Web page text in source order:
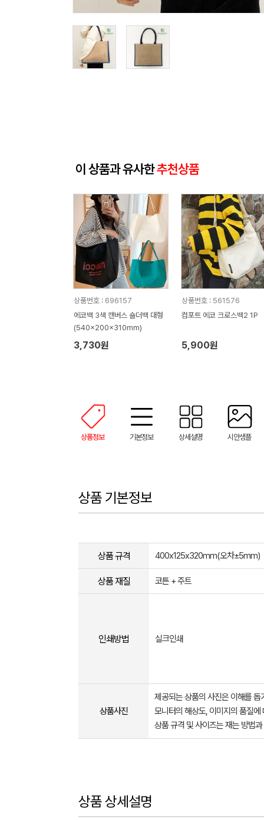
이 상품과 유사한추천상품
상품번호 : 696157
에코백 3색 캔버스 숄더백 대형
(540x200x310mm)
3,730원
상품번호 : 561576
컴포트 에코 크로스백2 1P
5,900원
상품정보 기본정보 상세설명 시안샘플
상품 기본정보
상품 규격 400x125x320mm(오차±5mm)
상품 재질 코튼 + 주트
인쇄방법 실크인쇄
상품사진
제공되는 상품의 사진은 이해를
모니터의 해상도, 이미지의 품질
상품 규격 및 사이즈는 재는 방법
상품 상세설명